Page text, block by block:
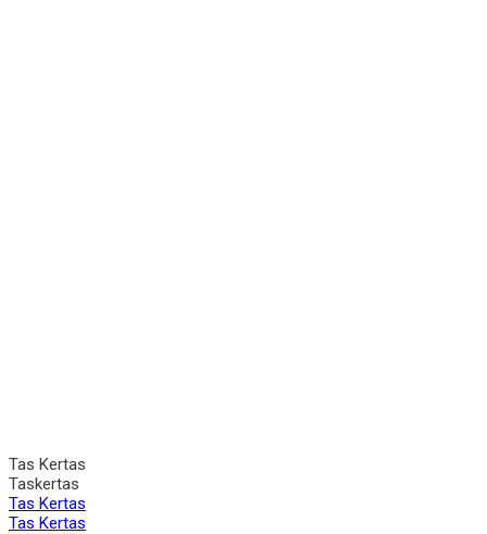
Tas Kertas
Taskertas
Tas Kertas
Tas Kertas